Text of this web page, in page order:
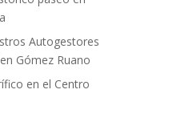
Autogestores
Gómez Ruano
en el Centro